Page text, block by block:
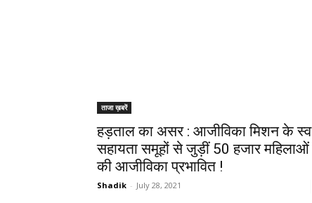
ताजा ख़बरें
हड़ताल का असर : आजीविका मिशन के स्व
सहायता समूहों से जुड़ीं 50 हजार महिलाओं
की आजीविका प्रभावित !
Shadik - July 28, 2021